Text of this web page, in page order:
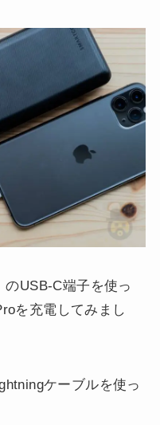
のUSB-C端子を使っ
を充電してみまし
ケーブルを使っ